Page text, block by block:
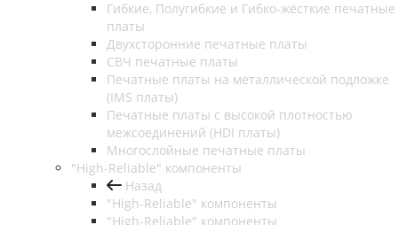
Гибкие, Полугибкие и Гибко-жёсткие печатные
платы
Двухсторонние печатные платы
СВЧ печатные платы
Печатные платы на металлической подложке
(IMS платы)
Печатные платы с высокой плотностью
межсоединений (HDI платы)
Многослойные печатные платы
"High-Reliable" компоненты
Назад
"High-Reliable" компоненты
"High-Reliable" компоненты